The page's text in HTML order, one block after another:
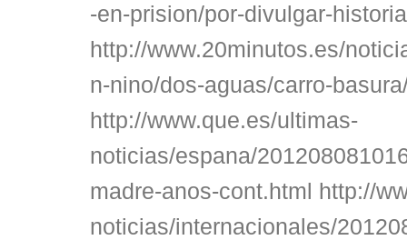
-en-prision/por-divulgar-
http://www.20minutos.es/
n-nino/dos-aguas/carro-
http://www.que.es/ultimas-
noticias/espana/
madre-anos-cont.html http://
noticias/internacionales/